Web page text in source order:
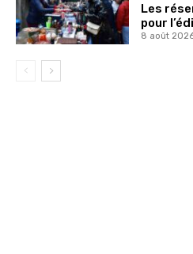
Les
pour
8 août